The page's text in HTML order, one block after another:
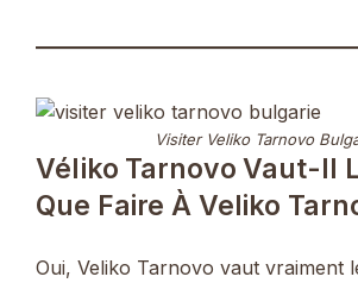
Visiter Veliko Tarnovo
Véliko Tarnovo Vaut-Il
Que Faire À Veliko
Oui, Veliko Tarnovo vaut vraiment